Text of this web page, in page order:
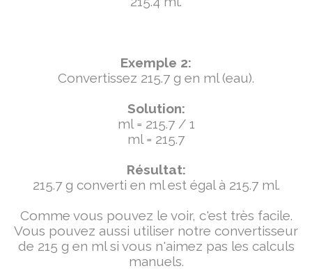
Exemple 2:
Convertissez 215.7 g en ml (eau).
Solution:
ml = 215.7 / 1
ml = 215.7
Résultat:
215.7 g converti en ml est égal à 215.7 ml.
Comme vous pouvez le voir, c'est très facile.
Vous pouvez aussi utiliser notre convertisseur
de 215 g en ml si vous n'aimez pas les calculs
manuels.